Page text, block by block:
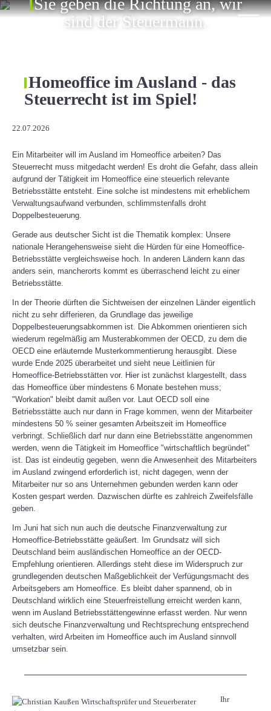
Sie geben die Richtung an, wir
sind der Steuermann.
Homeoffice im Ausland - das
Steuerrecht ist im Spiel!
22.07.2026
Ein Mitarbeiter will im Ausland im Homeoffice arbeiten? Das
Steuerrecht muss mitgedacht werden! Es droht die Gefahr, dass allein
aufgrund der Tätigkeit im Homeoffice eine steuerlich relevante
Betriebsstätte entsteht. Eine solche ist mindestens mit erheblichem
Verwaltungsaufwand verbunden, schlimmstenfalls droht
Doppelbesteuerung.
Gerade aus deutscher Sicht ist die Thematik komplex: Unsere
nationale Herangehensweise sieht die Hürden für eine Homeoffice-
Betriebsstätte vergleichsweise hoch. In anderen Ländern kann das
anders sein, mancherorts kommt es überraschend leicht zu einer
Betriebsstätte.
In der Theorie dürften die Sichtweisen der einzelnen Länder eigentlich
nicht zu sehr differieren, da Grundlage das jeweilige
Doppelbesteuerungsabkommen ist. Die Abkommen orientieren sich
wiederum regelmäßig am Musterabkommen der OECD, zu dem die
OECD eine erläuternde Musterkommentierung herausgibt. Diese
wurde Ende 2025 überarbeitet und sieht neue Leitlinien für
Homeoffice-Betriebsstätten vor. Hier ist zunächst klargestellt, dass
das Homeoffice über mindestens 6 Monate bestehen muss;
"Workation" bleibt damit außen vor. Laut OECD soll eine
Betriebsstätte auch nur dann in Frage kommen, wenn der Mitarbeiter
mindestens 50 % seiner gesamten Arbeitszeit im Homeoffice
verbringt. Schließlich darf nur dann eine Betriebsstätte angenommen
werden, wenn die Tätigkeit im Homeoffice "wirtschaftlich begründet"
ist. Das ist eindeutig gegeben, wenn die Anwesenheit des Mitarbeiters
im Ausland zwingend erforderlich ist, nicht dagegen, wenn der
Mitarbeiter nur so ans Unternehmen gebunden werden kann oder
Kosten gespart werden. Dazwischen dürfte es zahlreich Zweifelsfälle
geben.
Im Juni hat sich nun auch die deutsche Finanzverwaltung zur
Homeoffice-Betriebsstätte geäußert. Im Grundsatz will sich
Deutschland beim ausländischen Homeoffice an der OECD-
Empfehlung orientieren. Allerdings steht diese im Widerspruch zur
grundlegenden deutschen Maßgeblichkeit der Verfügungsmacht des
Arbeitsgebers am Homeoffice. Es bleibt daher spannend, ob in
Deutschland wirklich eine Steuerfreistellung erreicht werden kann,
wenn im Ausland Betriebsstättengewinne erfasst werden. Nur wenn
sich deutsche Finanzverwaltung und Rechtsprechung entsprechend
verhalten, wird Arbeiten im Homeoffice auch im Ausland sinnvoll
umsetzbar sein.
Ihr
ÜBER UNS
KONTAKT